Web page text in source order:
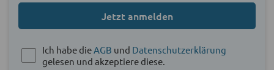
Jetzt anmelden
Ich habe dieAGB und Datenschutzerklärung
gelesen und akzeptiere diese.